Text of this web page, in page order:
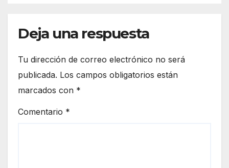
Deja una respuesta
Tu dirección de correo electrónico no será
publicada. Los campos obligatorios están
marcados con *
Comentario *